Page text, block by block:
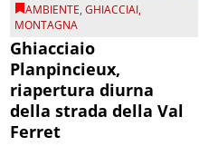
AMBIENTE,GHIACCIAI,
MONTAGNA
Ghiacciaio
Planpincieux,
riapertura diurna
della strada della Val
Ferret